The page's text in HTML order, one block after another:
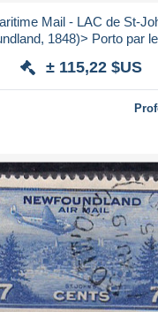
Mail - LAC de St-
1848)> Porto par le
± 115,22 $US